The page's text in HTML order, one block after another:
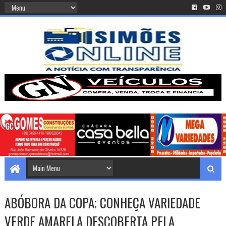
ABÓBORA DA COPA; CONHEÇA VARIEDADE
VERDE AMARELA DESCOBERTA PELA